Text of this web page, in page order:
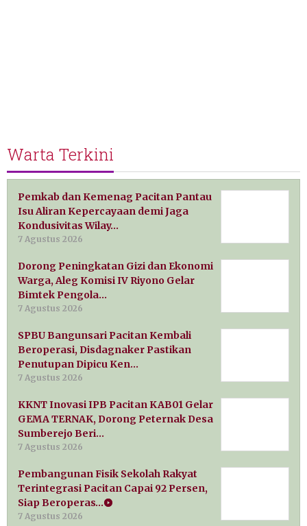
Warta Terkini
Pemkab dan Kemenag Pacitan Pantau
Isu Aliran Kepercayaan demi Jaga
Kondusivitas Wilay…
7 Agustus 2026
Dorong Peningkatan Gizi dan Ekonomi
Warga, Aleg Komisi IV Riyono Gelar
Bimtek Pengola…
7 Agustus 2026
SPBU Bangunsari Pacitan Kembali
Beroperasi, Disdagnaker Pastikan
Penutupan Dipicu Ken…
7 Agustus 2026
KKNT Inovasi IPB Pacitan KAB01 Gelar
GEMA TERNAK, Dorong Peternak Desa
Sumberejo Beri…
7 Agustus 2026
Pembangunan Fisik Sekolah Rakyat
Terintegrasi Pacitan Capai 92 Persen,
Siap Beroperas…
7 Agustus 2026